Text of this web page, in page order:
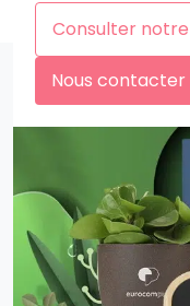
Consulter
Nous contacter